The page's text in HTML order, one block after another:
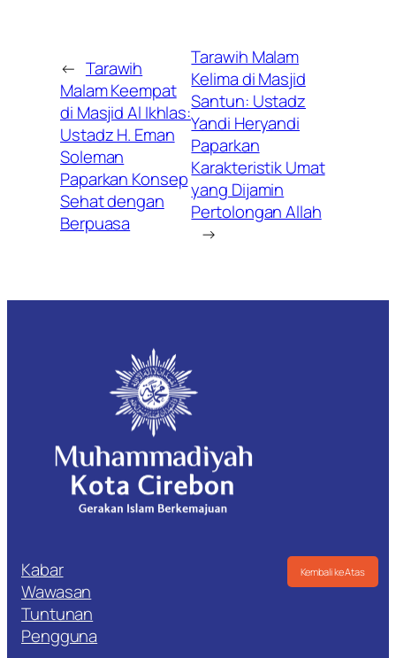
Kembali ke Atas
← Tarawih
Malam Keempat
di Masjid Al Ikhlas:
Ustadz H. Eman
Soleman
Paparkan Konsep
Sehat dengan
Berpuasa
Tarawih Malam
Kelima di Masjid
Santun: Ustadz
Yandi Heryandi
Paparkan
Karakteristik Umat
yang Dijamin
Pertolongan Allah
→
Kabar
Wawasan
Tuntunan
Pengguna